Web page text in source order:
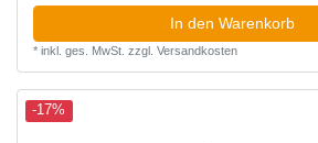
In den Warenkorb
* inkl. ges. MwSt. zzgl. Versandkosten
-17%